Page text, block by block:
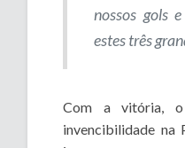
nossos gols
estes três
Com a vitória, o
invencibilidade na